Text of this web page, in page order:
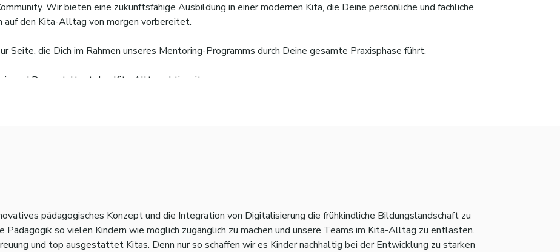
Wir bieten eine zukunftsfähige Ausbildung in einer modernen Kita, die Deine persönliche und fachliche
den Kita-Alltag von morgen vorbereitet.
Seite, die Dich im Rahmen unseres Mentoring-Programms durch Deine gesamte Praxisphase führt.
und Du gestaltest den Kita-Alltag aktiv mit.
pädagogisches Konzept und die Integration von Digitalisierung die frühkindliche Bildungslandschaft zu
so vielen Kindern wie möglich zugänglich zu machen und unsere Teams im Kita-Alltag zu entlasten.
und top ausgestattet Kitas. Denn nur so schaffen wir es Kinder nachhaltig bei der Entwicklung zu starken